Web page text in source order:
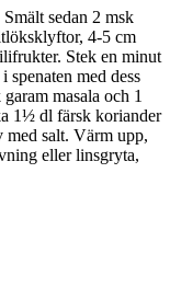
sedan 2 msk
4-5 cm
Stek en minut
med dess
masala och 1
1½ dl färsk koriander
med salt. Värm upp,
eller linsgryta,